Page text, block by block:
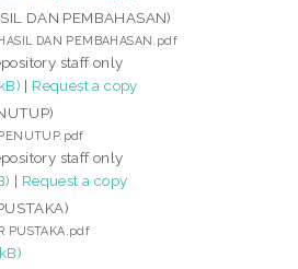
DAN PEMBAHASAN)
DAN PEMBAHASAN.pdf
staff only
| Request a copy
PENUTUP.pdf
staff only
| Request a copy
PUSTAKA.pdf